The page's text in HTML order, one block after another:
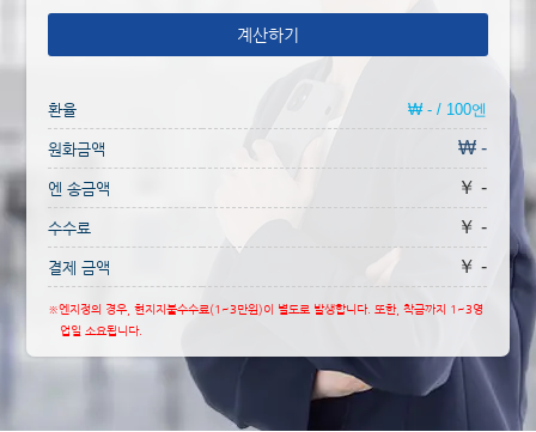
계산하기
환율 ₩ - / 100엔
원화금액 ₩ -
엔 송금액 ￥ -
수수료 ￥ -
결제 금액 ￥ -
※엔지정의 경우, 현지지불수수료(1~3만원)이 별도로 발생합니다. 또한, 착금까지 1~3영
업일 소요됩니다.